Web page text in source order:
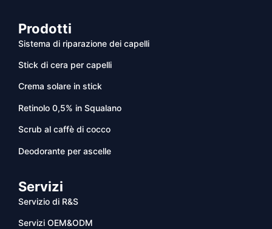
Prodotti
Sistema di riparazione dei capelli
Stick di cera per capelli
Crema solare in stick
Retinolo 0,5% in Squalano
Scrub al caffè di cocco
Deodorante per ascelle
Servizi
Servizio di R&S
Servizi OEM&ODM